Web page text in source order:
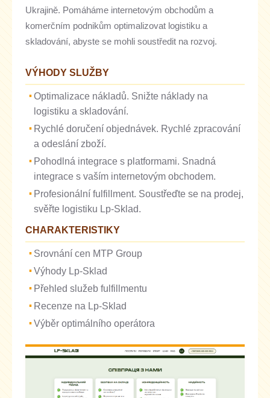
Ukrajině. Pomáháme internetovým obchodům a
komerčním podnikům optimalizovat logistiku a
skladování, abyste se mohli soustředit na rozvoj.
VÝHODY SLUŽBY
Optimalizace nákladů. Snižte náklady na
logistiku a skladování.
Rychlé doručení objednávek. Rychlé zpracování
a odeslání zboží.
Pohodlná integrace s platformami. Snadná
integrace s vaším internetovým obchodem.
Profesionální fulfillment. Soustřeďte se na prodej,
svěřte logistiku Lp-Sklad.
CHARAKTERISTIKY
Srovnání cen MTP Group
Výhody Lp-Sklad
Přehled služeb fulfillmentu
Recenze na Lp-Sklad
Výběr optimálního operátora